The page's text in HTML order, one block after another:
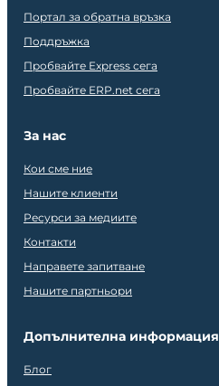
Портал за обратна връзка
Поддръжка
Пробвайте Express сега
Пробвайте ERP.net сега
За нас
Кои сме ние
Нашите клиенти
Ресурси за медиите
Контакти
Направете запитване
Нашите партньори
Допълнителна информация
Блог